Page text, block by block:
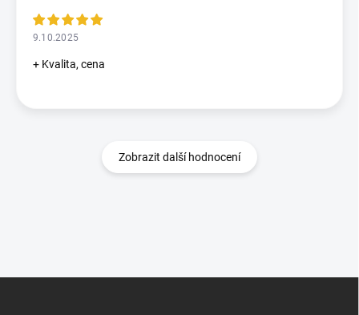
9.10.2025
+ Kvalita, cena
Zobrazit další hodnocení